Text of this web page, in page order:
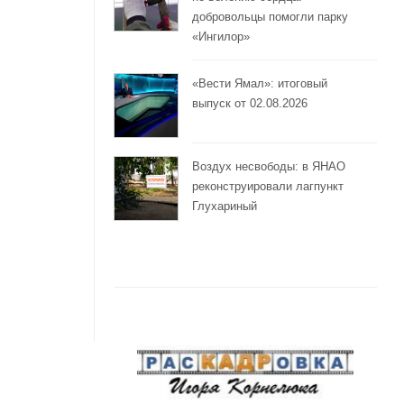
добровольцы помогли парку
«Ингилор»
«Вести Ямал»: итоговый
выпуск от 02.08.2026
Воздух несвободы: в ЯНАО
реконструировали лагпункт
Глухариный